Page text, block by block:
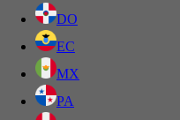
DO
EC
MX
PA